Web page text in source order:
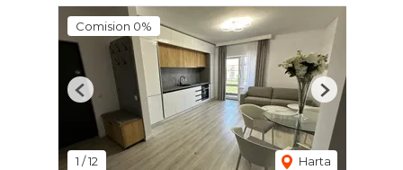
Comision 0%
1 /12 Harta
Previous Next